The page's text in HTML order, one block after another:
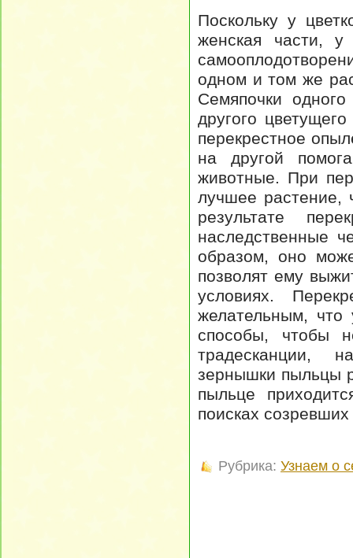
Поскольку у
женская части, у
одном и том же
Семяпочки
другого
перекрестное
на другой
животные. При
лучшее растение,
результате
наследственные
образом, оно
позволят ему
условиях.
желательным, что
способы, чтобы
традесканции,
зернышки пыльцы
пыльце
поисках
Рубрика: Узнаем о